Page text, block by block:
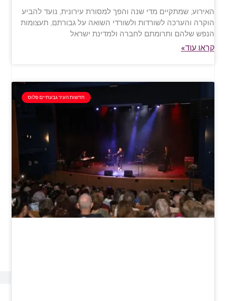
האירוע, שמתקיים מדי שנה והפך למסורת עירונית, נועד להביע
הוקרה והערכה לשורדות ולשורדי השואה על גבורתם, תעצומות
הנפש שלהם ותרומתם לחברה ולמדינת ישראל
קראו עוד»
חדשות העיר גבעתיים פלוס